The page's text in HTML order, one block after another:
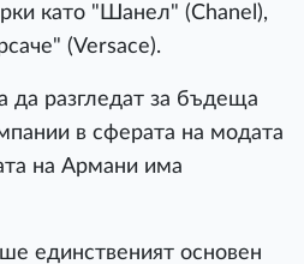
като "Шанел" (Chanel),
(Versace).
да разгледат за бъдеща
в сферата на модата
на Армани има
единственият основен